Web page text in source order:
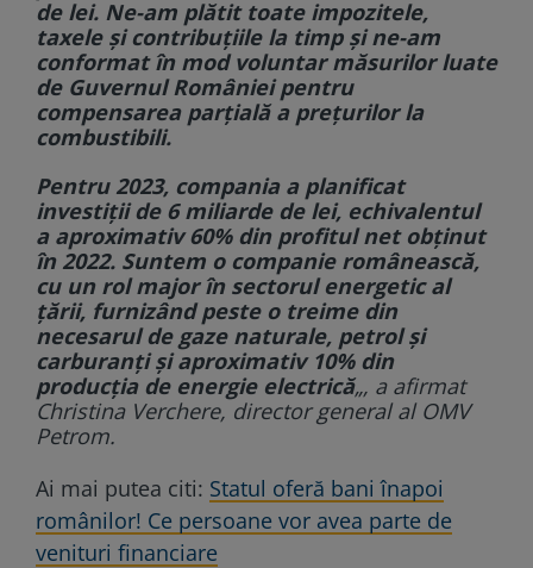
de lei. Ne-am plătit toate impozitele,
taxele şi contribuţiile la timp şi ne-am
conformat în mod voluntar măsurilor luate
de Guvernul României pentru
compensarea parţială a preţurilor la
combustibili.
Pentru 2023, compania a planificat
investiţii de 6 miliarde de lei, echivalentul
a aproximativ 60% din profitul net obţinut
în 2022. Suntem o companie românească,
cu un rol major în sectorul energetic al
ţării, furnizând peste o treime din
necesarul de gaze naturale, petrol şi
carburanţi şi aproximativ 10% din
producţia de energie electrică„, a afirmat
Christina Verchere, director general al OMV
Petrom.
Ai mai putea citi: Statul oferă bani înapoi
românilor! Ce persoane vor avea parte de
venituri financiare